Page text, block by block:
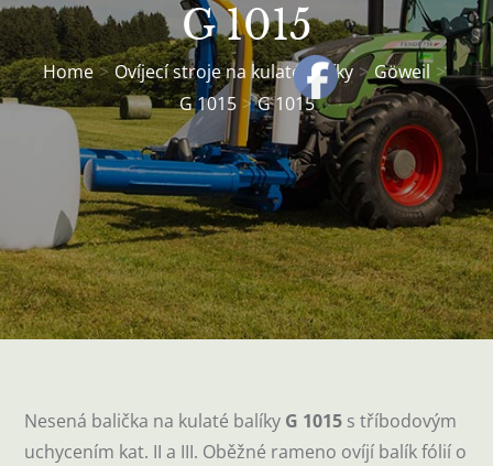
G 1015
Home Ovíjecí stroje na kulaté balíky
Göweil
G 1015
G 1015
Nesená balička na kulaté balíky G 1015 s tříbodovým
uchycením kat. II a III. Oběžné rameno ovíjí balík fólií o